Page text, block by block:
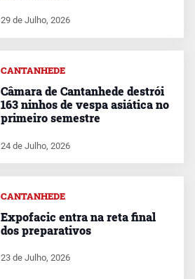
29 de Julho, 2026
CANTANHEDE
Câmara de Cantanhede destrói
163 ninhos de vespa asiática no
primeiro semestre
24 de Julho, 2026
CANTANHEDE
Expofacic entra na reta final
dos preparativos
23 de Julho, 2026